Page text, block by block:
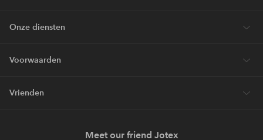
Onze diensten
Voorwaarden
Vrienden
Meet our friend Jotex